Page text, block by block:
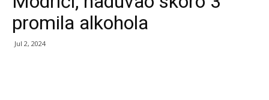
promila alkohola
Jul 2, 2024